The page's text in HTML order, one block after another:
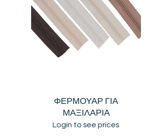
ΦΕΡΜΟΥΑΡ ΓΙΑ
ΜΑΞΙΛΑΡΙΑ
Login to see prices